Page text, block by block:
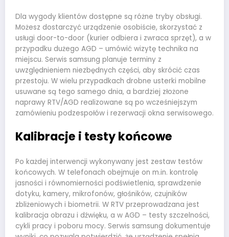
Dla wygody klientów dostępne są różne tryby obsługi.
Możesz dostarczyć urządzenie osobiście, skorzystać z
usługi door-to-door (kurier odbiera i zwraca sprzęt), a w
przypadku dużego AGD – umówić wizytę technika na
miejscu. Serwis samsung planuje terminy z
uwzględnieniem niezbędnych części, aby skrócić czas
przestoju. W wielu przypadkach drobne usterki mobilne
usuwane są tego samego dnia, a bardziej złożone
naprawy RTV/AGD realizowane są po wcześniejszym
zamówieniu podzespołów i rezerwacji okna serwisowego.
Kalibracje i testy końcowe
Po każdej interwencji wykonywany jest zestaw testów
końcowych. W telefonach obejmuje on m.in. kontrolę
jasności i równomierności podświetlenia, sprawdzenie
dotyku, kamery, mikrofonów, głośników, czujników
zbliżeniowych i biometrii. W RTV przeprowadzana jest
kalibracja obrazu i dźwięku, a w AGD – testy szczelności,
cykli pracy i poboru mocy. Serwis samsung dokumentuje